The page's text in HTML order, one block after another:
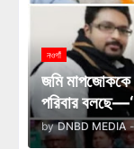
নওগাঁ
জমি মাপজোককে
পরিবার
by DNBD MEDIA -